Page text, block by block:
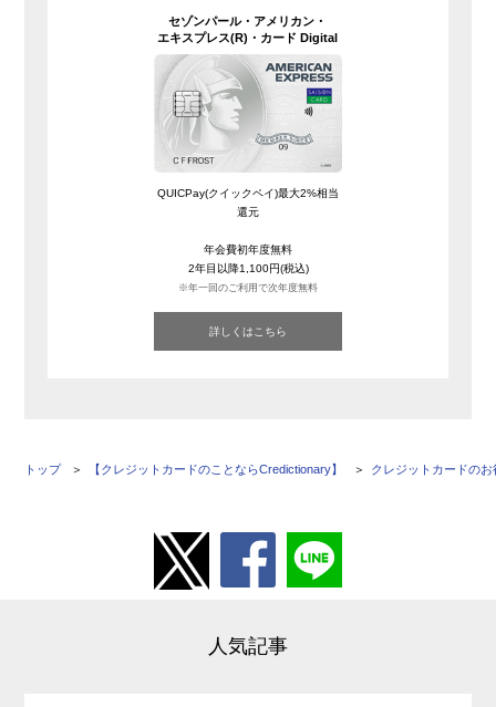
セゾンパール・アメリカン・
エキスプレス(R)・カード Digital
QUICPay(クイックペイ)最大2%相当
還元
年会費初年度無料
2年目以降1,100円(税込)
※年一回のご利用で次年度無料
詳しくはこちら
トップ 【クレジットカードのことならCredictionary】 クレジットカードの
人気記事